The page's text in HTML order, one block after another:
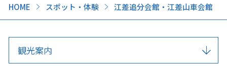
HOME スポット・体験 江差追分会館・江差山車会館
観光案内